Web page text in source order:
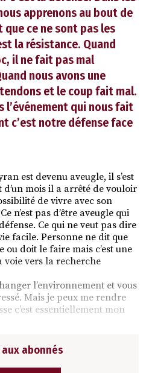
apprenons au bout de
que ce ne sont pas les
la résistance. Quand
il ne fait pas mal
nous avons une
et le coup fait mal.
l’événement qui nous fait
c’est notre défense face
est devenu aveugle, il s’est
mois il a arrêté de vouloir
de vivre avec son
n’est pas d’être aveugle qui
Ce qui ne veut pas dire
facile. Personne ne dit que
doit le faire mais c’est une
voie vers la recherche
l’environnement et vous
Mais je peux me rendre
c’est essentiellement mon
abonnés